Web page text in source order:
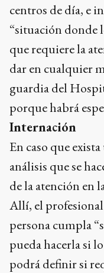
centros de día, e
“situación donde
que requiere la
dar en cualquier
guardia del
porque habrá
Internación
En caso que
análisis que se
de la atención en
Allí, el
persona cumpla
pueda hacerla si
podrá definir si